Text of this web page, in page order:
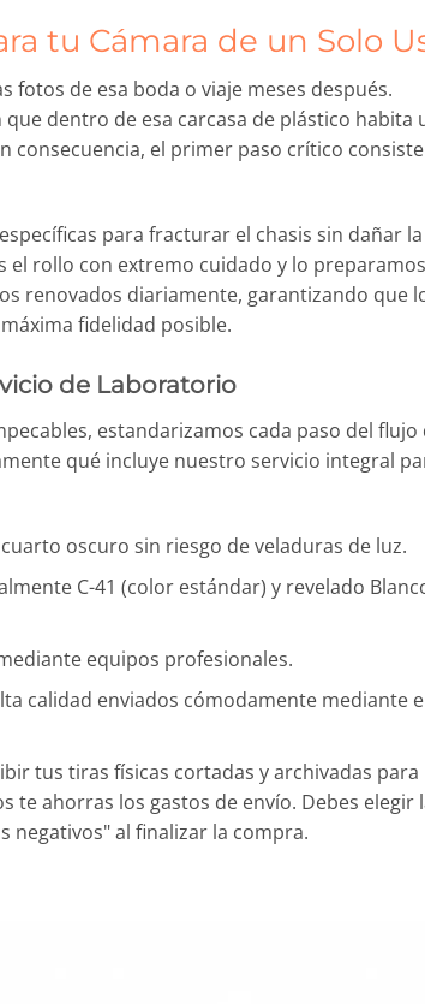
tu Cámara de un Solo
fotos de esa boda o viaje meses después.
dentro de esa carcasa de plástico habita
consecuencia, el primer paso crítico
para fracturar el chasis sin dañar la
el rollo con extremo cuidado y lo
renovados diariamente, garantizando que
fidelidad posible.
de Laboratorio
estandarizamos cada paso del flujo
qué incluye nuestro servicio integral
oscuro sin riesgo de veladuras de luz.
C-41 (color estándar) y revelado
equipos profesionales.
calidad enviados cómodamente mediante
tus tiras físicas cortadas y archivadas para
te ahorras los gastos de envío. Debes elegir
negativos" al finalizar la compra.